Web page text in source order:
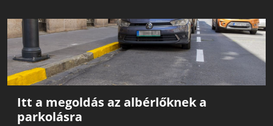
Itt a megoldás az albérlőknek a
parkolásra